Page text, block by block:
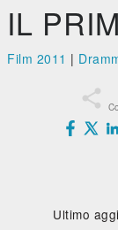
IL
Film 2011 |

Ultimo